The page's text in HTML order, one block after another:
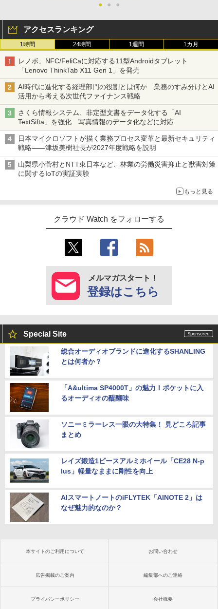
●
● ●
アクセスランキング
1時間 24時間 1週間 1カ月
レノボ、NFC/FeliCaに対応する11型Androidタブレット
「Lenovo ThinkTab X11 Gen 1」を発売
AI時代に進化する経理部門の役割とは何か 業務のすみ分けとAI
活用から考える次世代ファイナンス戦略
さくら情報システム、非定型文書をデータ化する「AI
TextSifta」を強化 写真情報のデータ化などに対応
日本マイクロソフトが描く業務プロセス変革と最新セキュリティ
戦略――津坂美樹社長が2027年度戦略を説明
山梨県小菅村とNTT東日本など、林業の労働災害抑止と獣害対策
に関するIoTの実証実験
もっと見る
クラウド Watch をフォローする
メルマガスタート！
登録はこちら
Special Site
総合オーディオブランドに進化するSHANLING
とは何者か？
「A&ultima SP4000T」の魅力！ポケットに入
るオーディオの醍醐味
ソニーミラーレス一眼の大特集！ 見どころ記事
まとめ
レイズ鍛造1ピースアルミホイール「CE28 N-p
lus」軽量なままに剛性を向上
AIスマートノートのiFLYTEK「AINOTE 2」は
なぜ魅力的なのか？
本サイトのご利用について お問い合わせ
広告掲載のご案内 編集部へのご連絡
プライバシーポリシー 会社概要